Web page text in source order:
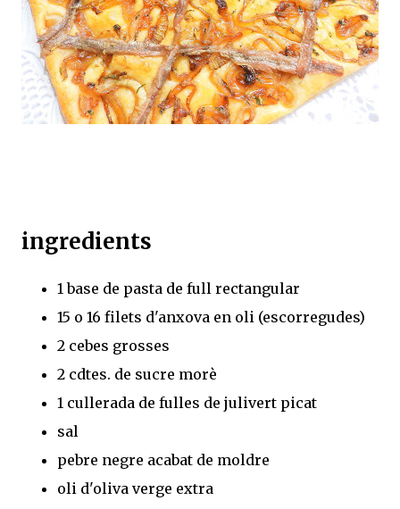
ingredients
1 base de pasta de full rectangular
15 o 16 filets d'anxova en oli (escorregudes)
2 cebes grosses
2 cdtes. de sucre morè
1 cullerada de fulles de julivert picat
sal
pebre negre acabat de moldre
oli d'oliva verge extra